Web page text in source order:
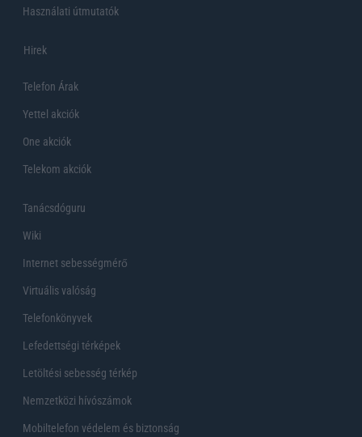
Használati útmutatók
Hirek
Telefon Árak
Yettel akciók
One akciók
Telekom akciók
Tanácsdóguru
Wiki
Internet sebességmérő
Virtuális valóság
Telefonkönyvek
Lefedettségi térképek
Letöltési sebesség térkép
Nemzetközi hívószámok
Mobiltelefon védelem és biztonság